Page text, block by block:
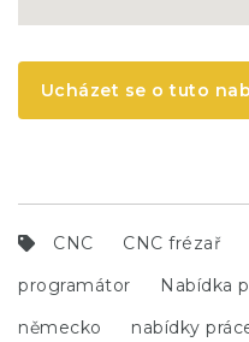
Ucházet se o tuto
CNC CNC frézař
programátor
Nabídka
německo
nabídky